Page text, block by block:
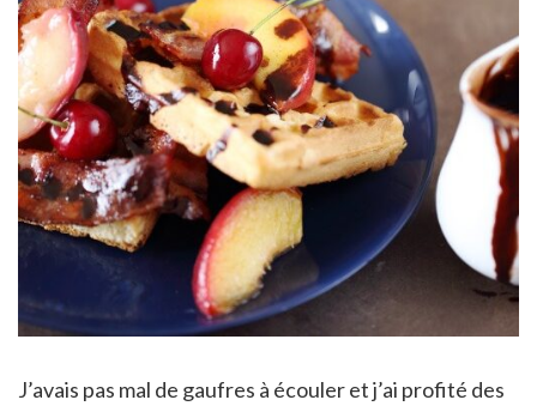
J’avais pas mal de gaufres à écouler et j’ai profité des